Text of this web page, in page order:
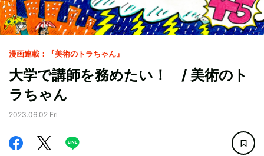
漫画連載：『美術のトラちゃん』
大学で講師を務めたい！ / 美術のト
ラちゃん
2023.06.02 Fri